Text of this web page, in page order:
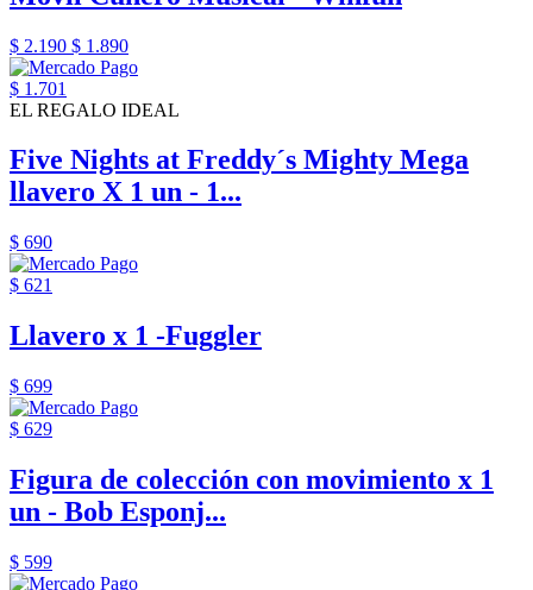
$ 2.190 $ 1.890
$ 1.701
EL REGALO IDEAL
Five Nights at Freddy´s Mighty Mega
llavero X 1 un - 1...
$ 690
$ 621
Llavero x 1 -Fuggler
$ 699
$ 629
Figura de colección con movimiento x 1
un - Bob Esponj...
$ 599